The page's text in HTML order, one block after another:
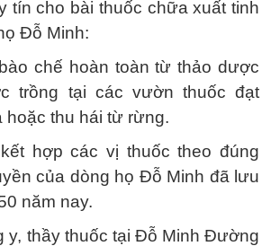
tín cho bài thuốc chữa xuất tinh
Đỗ Minh:
chế hoàn toàn từ thảo dược
trồng tại các vườn thuốc đạt
hoặc thu hái từ rừng.
hợp các vị thuốc theo đúng
của dòng họ Đỗ Minh đã lưu
năm nay.
y, thầy thuốc tại Đỗ Minh Đường